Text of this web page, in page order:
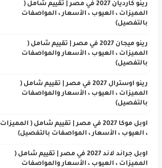
رينو كارديان 2027 في مصر | تقييم شامل (
المميزات ، العيوب ، الأسعار ، المواصفات
بالتفصيل)
رينو ميجان 2027 في مصر | تقييم شامل (
المميزات ، العيوب ، الأسعار والمواصفات
بالتفصيل)
رينو اوسترال 2027 في مصر | تقييم شامل (
المميزات ، العيوب ، الأسعار والمواصفات
بالتفصيل)
اوبل موكا 2027 في مصر | تقييم شامل ( المميزات
، العيوب ، الأسعار ، المواصفات بالتفصيل)
اوبل جراند لاند 2027 في مصر | تقييم شامل (
المميزات ، العيوب ، الأسعار والمواصفات